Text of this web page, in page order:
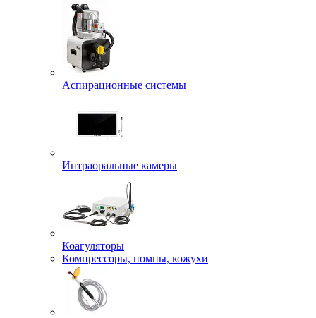
Аспирационные системы
Интраоральные камеры
Коагуляторы
Компрессоры, помпы, кожухи